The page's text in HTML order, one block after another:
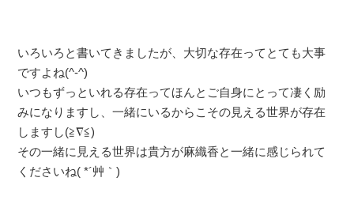
いろいろと書いてきましたが、大切な存在ってとても大事
ですよね(^-^)
いつもずっといれる存在ってほんとご自身にとって凄く励
みになりますし、一緒にいるからこその見える世界が存在
しますし(≧∇≦)
その一緒に見える世界は貴方が麻織香と一緒に感じられて
くださいね( *´艸｀)